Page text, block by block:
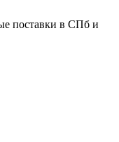
поставки в СПб и